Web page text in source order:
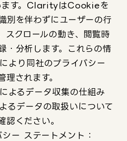
す。ClarityはCookieを
別を伴わずにユーザーの行
スクロールの動き、閲覧時
・分析します。これらの情
り同社のプライバシー
理されます。
るデータ収集の仕組み
データの取扱いについて
認ください。
ー ステートメント：